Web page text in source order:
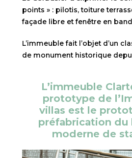
points » : pilotis, toiture
façade libre et fenêtre en
L’immeuble fait l’objet d’un
de monument historique
L’immeuble
prototype de
villas est le
préfabrication du
moderne de